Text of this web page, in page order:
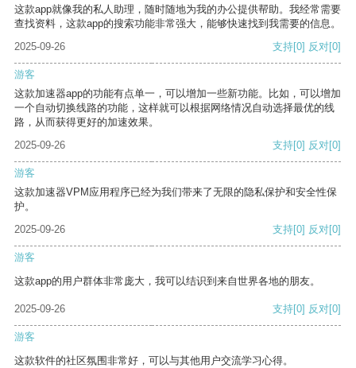
这款app就像我的私人助理，随时随地为我的办公提供帮助。我经常需要
查找资料，这款app的搜索功能非常强大，能够快速找到我需要的信息。
2025-09-26
支持[0] 反对[0]
游客
这款加速器app的功能有点单一，可以增加一些新功能。比如，可以增加
一个自动切换线路的功能，这样就可以根据网络情况自动选择最优的线
路，从而获得更好的加速效果。
2025-09-26
支持[0] 反对[0]
游客
这款加速器VPM应用程序已经为我们带来了无限的隐私保护和安全性保
护。
2025-09-26
支持[0] 反对[0]
游客
这款app的用户群体非常庞大，我可以结识到来自世界各地的朋友。
2025-09-26 支持[0] 反对[0]
游客
这款软件的社区氛围非常好，可以与其他用户交流学习心得。